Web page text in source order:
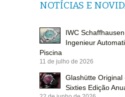
NOTÍCIAS E
IWC
Ingenieur
Piscina
11 de julho de 2026
Glashütte Original
Sixties Edição